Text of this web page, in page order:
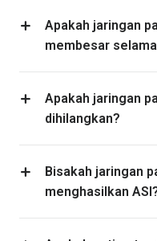
Apakah jaringan
membesar
Apakah jaringan
dihilangkan?
Bisakah jaringan
menghasilkan